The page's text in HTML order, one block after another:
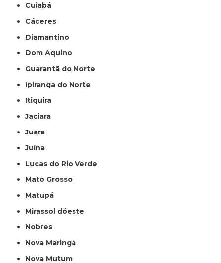
Cuiabá
Cáceres
Diamantino
Dom Aquino
Guarantã do Norte
Ipiranga do Norte
Itiquira
Jaciara
Juara
Juína
Lucas do Rio Verde
Mato Grosso
Matupá
Mirassol dóeste
Nobres
Nova Maringá
Nova Mutum